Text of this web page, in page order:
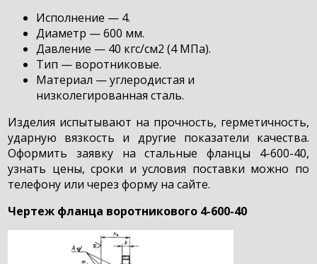
Исполнение — 4.
Диаметр — 600 мм.
Давление — 40 кгс/см2 (4 МПа).
Тип — воротниковые.
Материал — углеродистая и
низколегированная сталь.
Изделия испытывают на прочность, герметичность,
ударную вязкость и другие показатели качества.
Оформить заявку на стальные фланцы 4-600-40,
узнать цены, сроки и условия поставки можно по
телефону или через форму на сайте.
Чертеж фланца воротникового 4-600-40